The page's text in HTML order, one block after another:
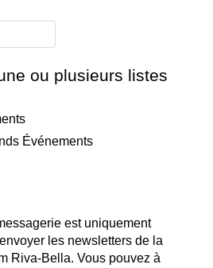
ou plusieurs listes
Événements
est uniquement
les newsletters de la
Riva-Bella. Vous pouvez à